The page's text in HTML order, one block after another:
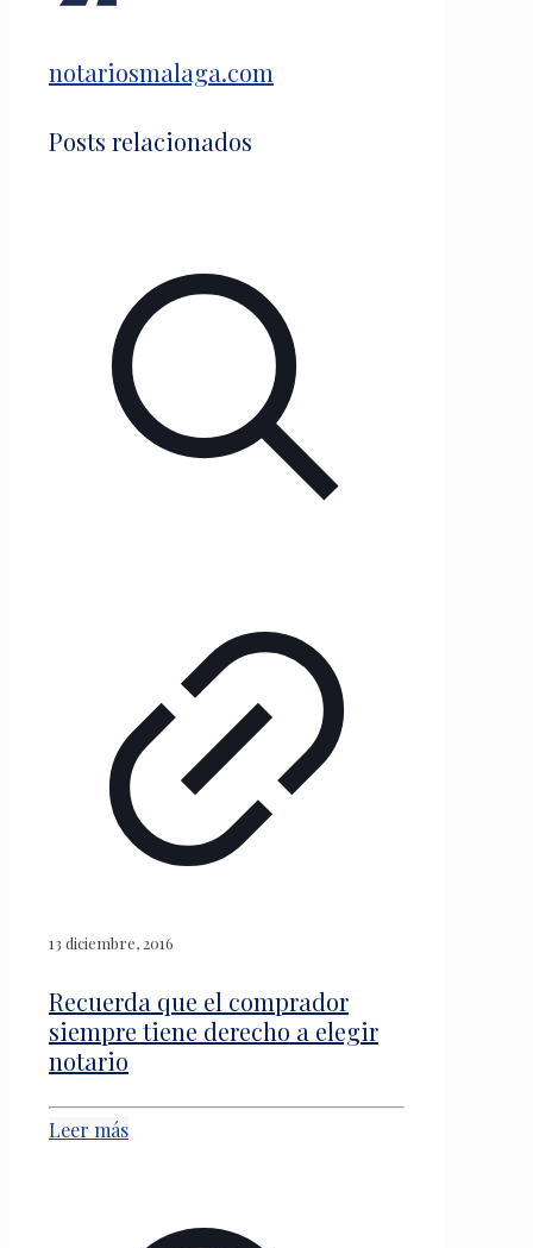
notariosmalaga.com
Posts relacionados
13 diciembre, 2016
Recuerda que el comprador
siempre tiene derecho a elegir
notario
Leer más